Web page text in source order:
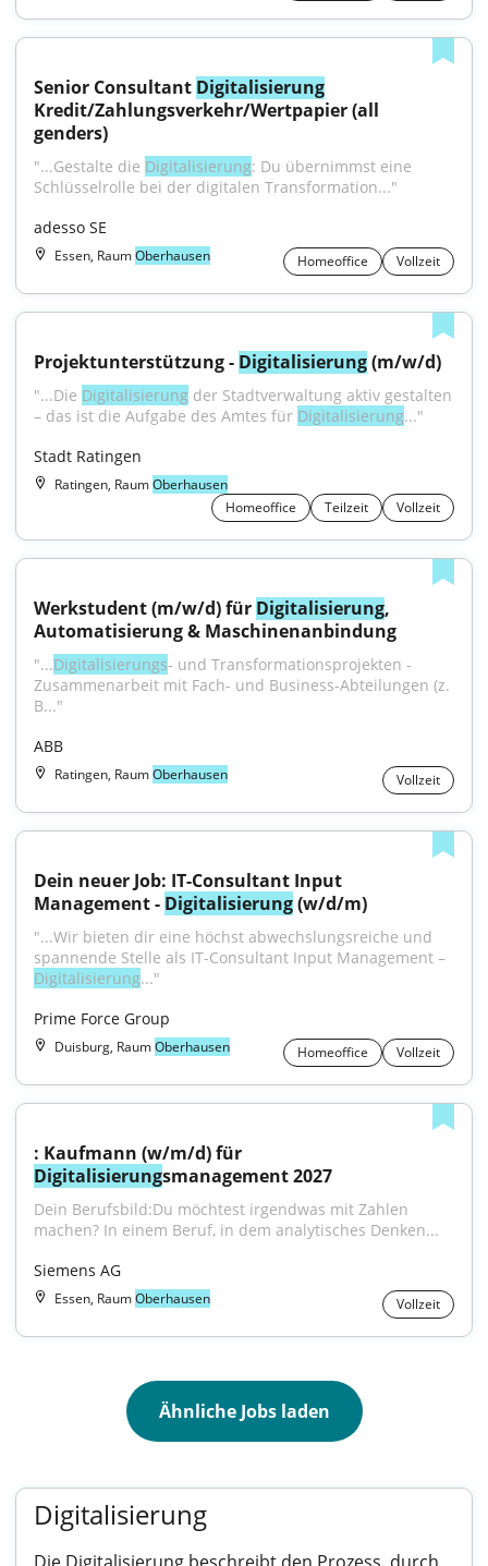
Senior Consultant Digitalisierung
Kredit/Zahlungsverkehr/Wertpapier (all
genders)
"...Gestalte die Digitalisierung: Du übernimmst eine
Schlüsselrolle bei der digitalen Transformation..."
adesso SE
Essen, RaumOberhausen Homeoffice Vollzeit
Projektunterstützung - Digitalisierung (m/w/d)
"...Die Digitalisierung der Stadtverwaltung aktiv gestalten
– das ist die Aufgabe des Amtes für Digitalisierung..."
Stadt Ratingen
Ratingen, RaumOberhausen
Homeoffice
Teilzeit Vollzeit
Werkstudent (m/w/d) für Digitalisierung,
Automatisierung & Maschinenanbindung
"...Digitalisierungs- und Transformationsprojekten -
Zusammenarbeit mit Fach- und Business-Abteilungen (z.
B..."
ABB
Ratingen, RaumOberhausen Vollzeit
Dein neuer Job: IT-Consultant Input
Management - Digitalisierung (w/d/m)
"...Wir bieten dir eine höchst abwechslungsreiche und
Digitalisierung..."
Prime Force Group
Duisburg, RaumOberhausen Homeoffice Vollzeit
Digitalisierungsmanagement 2027
Dein Berufsbild:Du möchtest irgendwas mit Zahlen
machen? In einem Beruf, in dem analytisches Denken...
Siemens AG
Essen, RaumOberhausen Vollzeit
Ähnliche Jobs laden
Digitalisierung